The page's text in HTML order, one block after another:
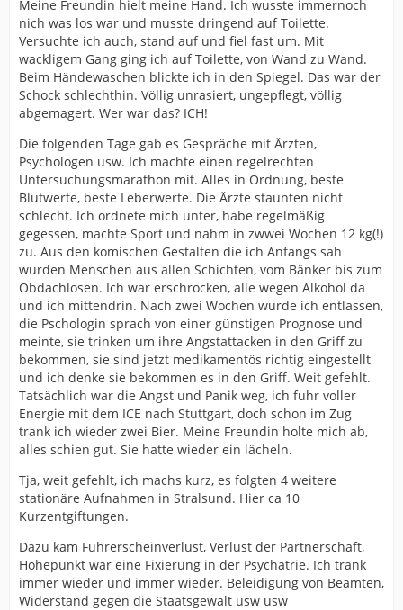
Meine Freundin hielt meine Hand. Ich wusste immernoch
nich was los war und musste dringend auf Toilette.
Versuchte ich auch, stand auf und fiel fast um. Mit
wackligem Gang ging ich auf Toilette, von Wand zu Wand.
Beim Händewaschen blickte ich in den Spiegel. Das war der
Schock schlechthin. Völlig unrasiert, ungepflegt, völlig
abgemagert. Wer war das? ICH!
Die folgenden Tage gab es Gespräche mit Ärzten,
Psychologen usw. Ich machte einen regelrechten
Untersuchungsmarathon mit. Alles in Ordnung, beste
Blutwerte, beste Leberwerte. Die Ärzte staunten nicht
schlecht. Ich ordnete mich unter, habe regelmäßig
gegessen, machte Sport und nahm in zwwei Wochen 12 kg(!)
zu. Aus den komischen Gestalten die ich Anfangs sah
wurden Menschen aus allen Schichten, vom Bänker bis zum
Obdachlosen. Ich war erschrocken, alle wegen Alkohol da
und ich mittendrin. Nach zwei Wochen wurde ich entlassen,
die Pschologin sprach von einer günstigen Prognose und
meinte, sie trinken um ihre Angstattacken in den Griff zu
bekommen, sie sind jetzt medikamentös richtig eingestellt
und ich denke sie bekommen es in den Griff. Weit gefehlt.
Tatsächlich war die Angst und Panik weg, ich fuhr voller
Energie mit dem ICE nach Stuttgart, doch schon im Zug
trank ich wieder zwei Bier. Meine Freundin holte mich ab,
alles schien gut. Sie hatte wieder ein lächeln.
Tja, weit gefehlt, ich machs kurz, es folgten 4 weitere
stationäre Aufnahmen in Stralsund. Hier ca 10
Kurzentgiftungen.
Dazu kam Führerscheinverlust, Verlust der Partnerschaft,
Höhepunkt war eine Fixierung in der Psychatrie. Ich trank
immer wieder und immer wieder. Beleidigung von Beamten,
Widerstand gegen die Staatsgewalt usw usw